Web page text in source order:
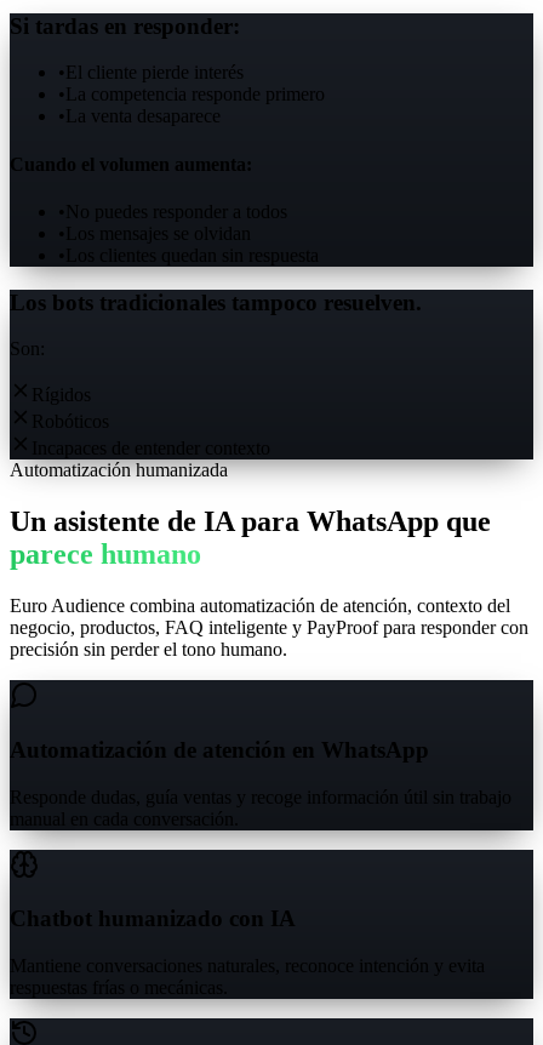
Si tardas en responder:
• El cliente pierde interés
• La competencia responde primero
• La venta desaparece
Cuando el volumen aumenta:
• No puedes responder a todos
• Los mensajes se olvidan
• Los clientes quedan sin respuesta
Los bots tradicionales tampoco resuelven.
Son:
Rígidos
Robóticos
Incapaces de entender contexto
Automatización humanizada
Un asistente de IA para WhatsApp que
parece humano
Euro Audience combina automatización de atención, contexto del
negocio, productos, FAQ inteligente y PayProof para responder con
precisión sin perder el tono humano.
Automatización de atención en WhatsApp
Responde dudas, guía ventas y recoge información útil sin trabajo
manual en cada conversación.
Chatbot humanizado con IA
Mantiene conversaciones naturales, reconoce intención y evita
respuestas frías o mecánicas.